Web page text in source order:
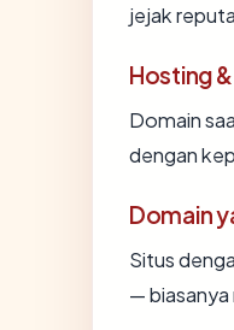
jejak
Hosting
Domain
dengan
Domain
Situs
— biasanya